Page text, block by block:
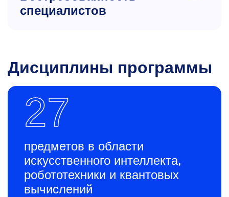
специалистов
Дисциплины программы
27
предметов в области
искусственного интеллекта,
робототехники и квантовых
вычислений